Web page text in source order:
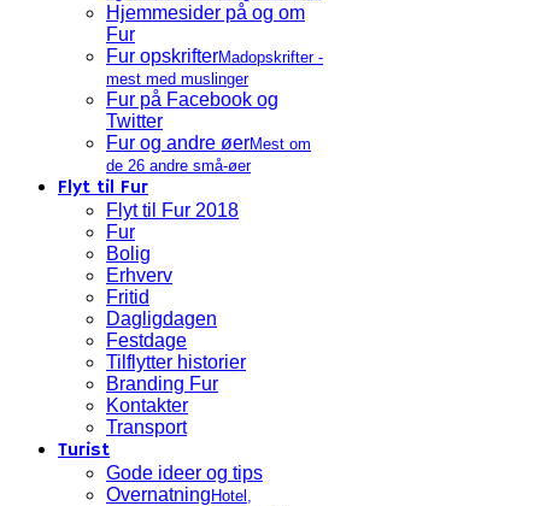
Hjemmesider på og om
Fur
Fur opskrifterMadopskrifter -
mest med muslinger
Fur på Facebook og
Twitter
Fur og andre øerMest om
de 26 andre små-øer
Flyt til Fur
Flyt til Fur 2018
Fur
Bolig
Erhverv
Fritid
Dagligdagen
Festdage
Tilflytter historier
Branding Fur
Kontakter
Transport
Turist
Gode ideer og tips
Overnatning Hotel,